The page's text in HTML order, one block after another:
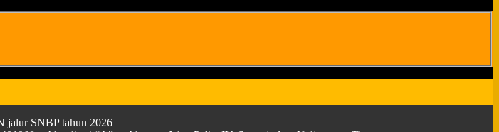
jalur SNBP tahun 2026